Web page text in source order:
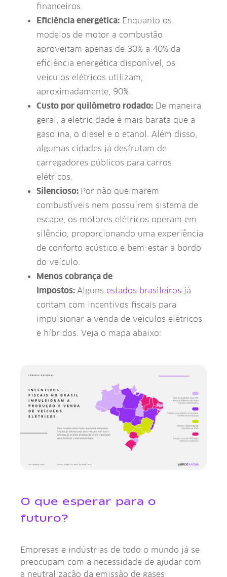
financeiros.
Eficiência energética: Enquanto os
modelos de motor a combustão
aproveitam apenas de 30% a 40% da
eficiência energética disponível, os
veículos elétricos utilizam,
aproximadamente, 90%.
Custo por quilômetro rodado: De maneira
geral, a eletricidade é mais barata que a
gasolina, o diesel e o etanol. Além disso,
algumas cidades já desfrutam de
carregadores públicos para carros
elétricos.
Silencioso: Por não queimarem
combustíveis nem possuírem sistema de
escape, os motores elétricos operam em
silêncio, proporcionando uma experiência
de conforto acústico e bem-estar a bordo
do veículo.
Menos cobrança de
impostos:Alguns estados brasileiros já
contam com incentivos fiscais para
impulsionar a venda de veículos elétricos
e híbridos. Veja o mapa abaixo:
O que esperar para o
futuro?
Empresas e indústrias de todo o mundo já se
preocupam com a necessidade de ajudar com
a neutralização da emissão de gases